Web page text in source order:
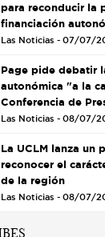
para reconducir la
financiación
Las Noticias - 07/07/
Page pide debatir
autonómica "a la
Conferencia de
Las Noticias - 08/07/
La UCLM lanza un
reconocer el
de la región
Las Noticias - 08/07/